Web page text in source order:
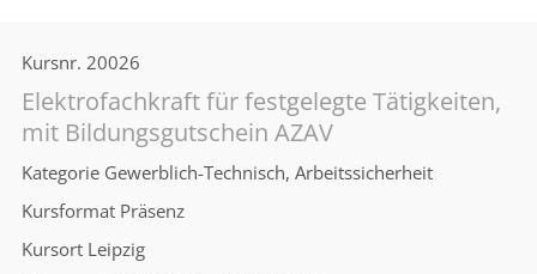
Kursnr. 20026
Elektrofachkraft für festgelegte Tätigkeiten,
mit Bildungsgutschein AZAV
Kategorie Gewerblich-Technisch, Arbeitssicherheit
Kursformat Präsenz
Kursort Leipzig